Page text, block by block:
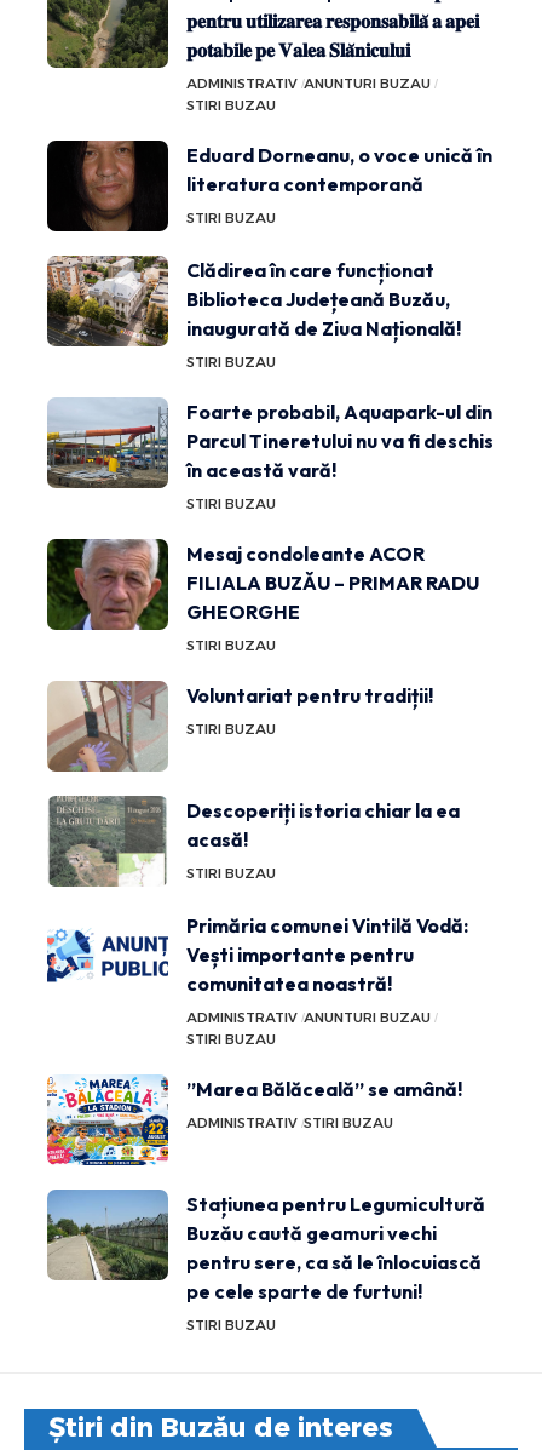
𝐩𝐞𝐧𝐭𝐫𝐮 𝐮𝐭𝐢𝐥𝐢𝐳𝐚𝐫𝐞𝐚 𝐫𝐞𝐬𝐩𝐨𝐧𝐬𝐚𝐛𝐢𝐥𝐚̆ 𝐚 𝐚𝐩𝐞𝐢
𝐩𝐨𝐭𝐚𝐛𝐢𝐥𝐞 𝐩𝐞 𝐕𝐚𝐥𝐞𝐚 𝐒𝐥𝐚̆𝐧𝐢𝐜𝐮𝐥𝐮𝐢
ADMINISTRATIV ANUNTURI BUZAU
STIRI BUZAU
Eduard Dorneanu, o voce unică în
literatura contemporană
STIRI BUZAU
Clădirea în care funcționat
Biblioteca Județeană Buzău,
inaugurată de Ziua Națională!
STIRI BUZAU
Foarte probabil, Aquapark-ul din
Parcul Tineretului nu va fi deschis
în această vară!
STIRI BUZAU
Mesaj condoleante ACOR
FILIALA BUZĂU – PRIMAR RADU
GHEORGHE
STIRI BUZAU
Voluntariat pentru tradiții!
STIRI BUZAU
Descoperiți istoria chiar la ea
acasă!
STIRI BUZAU
Primăria comunei Vintilă Vodă:
Vești importante pentru
comunitatea noastră!
ADMINISTRATIV ANUNTURI BUZAU
STIRI BUZAU
”Marea Bălăceală” se amână!
ADMINISTRATIV STIRI BUZAU
Stațiunea pentru Legumicultură
Buzău caută geamuri vechi
pentru sere, ca să le înlocuiască
pe cele sparte de furtuni!
STIRI BUZAU
Știri din Buzău de interes